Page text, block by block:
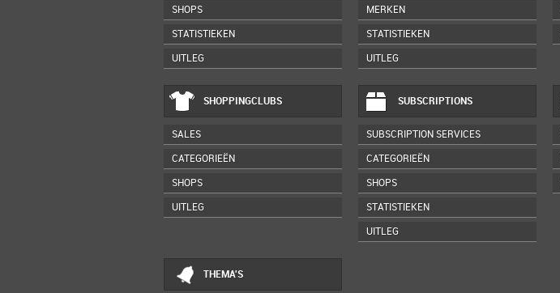
SHOPS
STATISTIEKEN
UITLEG
MERKEN
STATISTIEKEN
UITLEG
SHOPPINGCLUBS
SALES
CATEGORIEËN
SHOPS
UITLEG
SUBSCRIPTIONS
SUBSCRIPTION SERVICES
CATEGORIEËN
SHOPS
STATISTIEKEN
UITLEG
THEMA'S